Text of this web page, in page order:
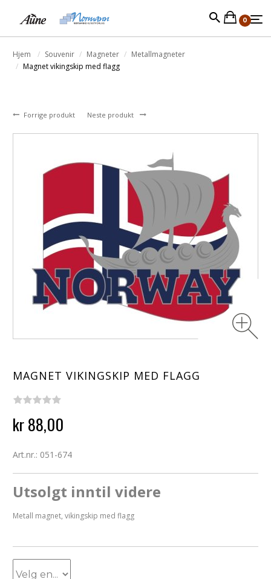
0
Hjem Souvenir Magneter
Metallmagneter
Magnet vikingskip med flagg
Forrige produkt Neste produkt
MAGNET VIKINGSKIP MED FLAGG
kr 88,00
Art.nr.: 051-674
Utsolgt inntil videre
Metall magnet, vikingskip med flagg